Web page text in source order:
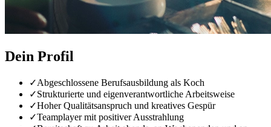
Dein Profil
✓Abgeschlossene Berufsausbildung als Koch
✓Strukturierte und eigenverantwortliche Arbeitsweise
✓Hoher Qualitätsanspruch und kreatives Gespür
✓Teamplayer mit positiver Ausstrahlung